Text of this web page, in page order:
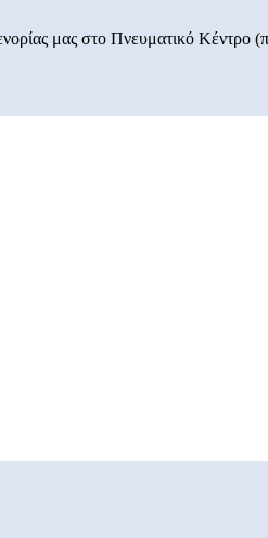
μας στο Πνευματικό